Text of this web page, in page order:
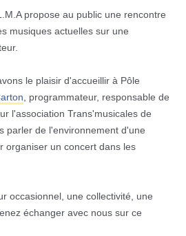
propose au public une rencontre
musiques actuelles sur une
le plaisir d'accueillir à Pôle
, programmateur, responsable de
l'association Trans'musicales de
parler de l'environnement d'une
organiser un concert dans les
occasionnel, une collectivité, une
échanger avec nous sur ce